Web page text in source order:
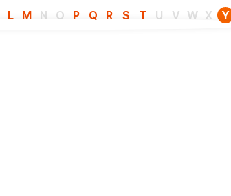
L M N O P Q R S T U V W X Y